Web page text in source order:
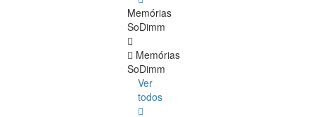
Memórias
SoDimm
Memórias
SoDimm
Ver
todos